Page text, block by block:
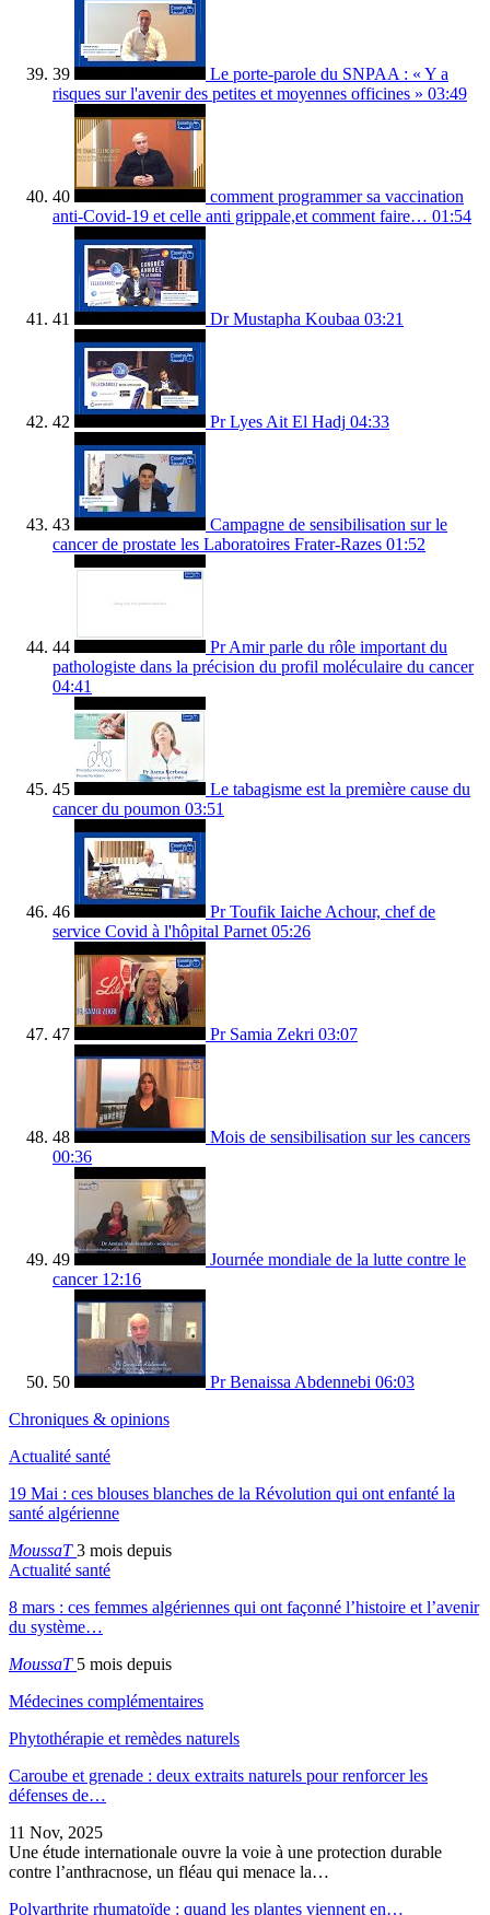
39
Le porte-parole du SNPAA : « Y a
risques sur l'avenir des petites et moyennes officines » 03:49
40
comment programmer sa vaccination
anti-Covid-19 et celle anti grippale,et comment faire… 01:54
41 Dr Mustapha Koubaa 03:21
42 Pr Lyes Ait El Hadj 04:33
43
Campagne de sensibilisation sur le
cancer de prostate les Laboratoires Frater-Razes 01:52
44
Pr Amir parle du rôle important du
pathologiste dans la précision du profil moléculaire du cancer
04:41
45
Le tabagisme est la première cause du
cancer du poumon 03:51
46
Pr Toufik Iaiche Achour, chef de
service Covid à l'hôpital Parnet 05:26
47 Pr Samia Zekri 03:07
48
Mois de sensibilisation sur les cancers
00:36
49
Journée mondiale de la lutte contre le
cancer 12:16
50 Pr Benaissa Abdennebi 06:03
Chroniques & opinions
Actualité santé
19 Mai : ces blouses blanches de la Révolution qui ont enfanté la
santé algérienne
MoussaT3 mois depuis
Actualité santé
8 mars : ces femmes algériennes qui ont façonné l’histoire et l’avenir
du système…
MoussaT 5 mois depuis
Médecines complémentaires
Phytothérapie et remèdes naturels
Caroube et grenade : deux extraits naturels pour renforcer les
défenses de…
11 Nov, 2025
Une étude internationale ouvre la voie à une protection durable
contre l’anthracnose, un fléau qui menace la…
Polyarthrite rhumatoïde : quand les plantes viennent en…